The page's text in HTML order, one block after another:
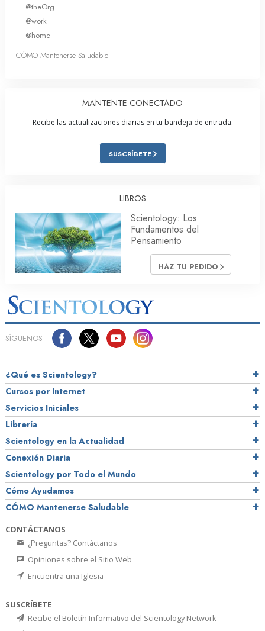
@theOrg
@work
@home
CÓMO Mantenerse Saludable
MANTENTE CONECTADO
Recibe las actualizaciones diarias en tu bandeja de entrada.
SUSCRÍBETE
LIBROS
Scientology: Los
Fundamentos del
Pensamiento
HAZ TU PEDIDO
SÍGUENOS
¿Qué es Scientology?
Cursos por Internet
Servicios Iniciales
Librería
Scientology en la Actualidad
Conexión Diaria
Scientology por Todo el Mundo
Cómo Ayudamos
CÓMO Mantenerse Saludable
CONTÁCTANOS
¿Preguntas? Contáctanos
Opiniones sobre el Sitio Web
Encuentra una Iglesia
SUSCRÍBETE
Recibe el Boletín Informativo del Scientology Network